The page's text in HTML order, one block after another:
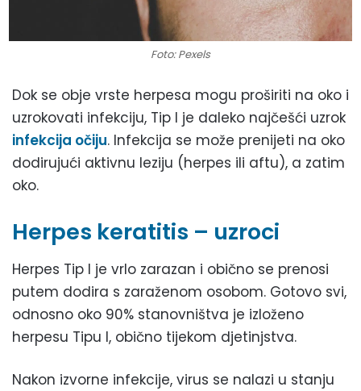
Foto: Pexels
Dok se obje vrste herpesa mogu proširiti na oko i
uzrokovati infekciju, Tip I je daleko najčešći uzrok
infekcija očiju. Infekcija se može prenijeti na oko
dodirujući aktivnu leziju (herpes ili aftu), a zatim
oko.
Herpes keratitis – uzroci
Herpes Tip I je vrlo zarazan i obično se prenosi
putem dodira s zaraženom osobom. Gotovo svi,
odnosno oko 90% stanovništva je izloženo
herpesu Tipu I, obično tijekom djetinjstva.
Nakon izvorne infekcije, virus se nalazi u stanju